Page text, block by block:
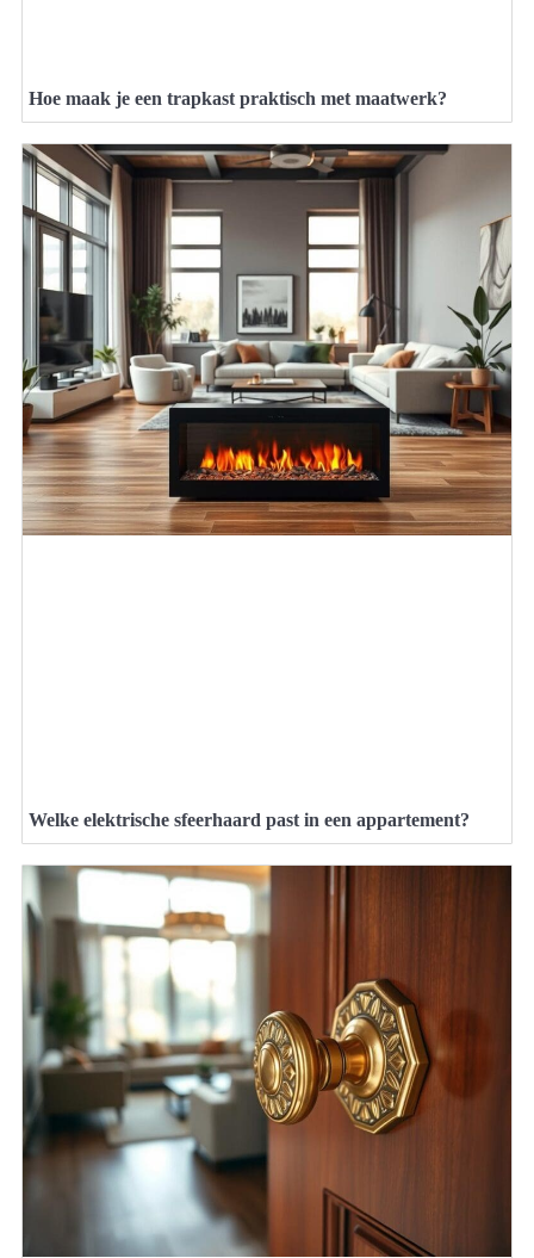
Hoe maak je een trapkast praktisch met maatwerk?
Welke elektrische sfeerhaard past in een appartement?